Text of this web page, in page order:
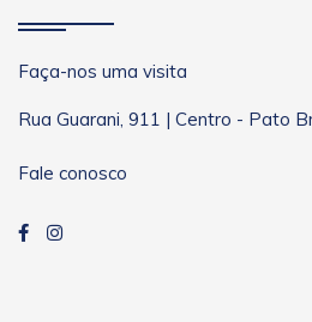
Faça-nos uma visita
Rua Guarani, 911 | Centro - Pato
Fale conosco